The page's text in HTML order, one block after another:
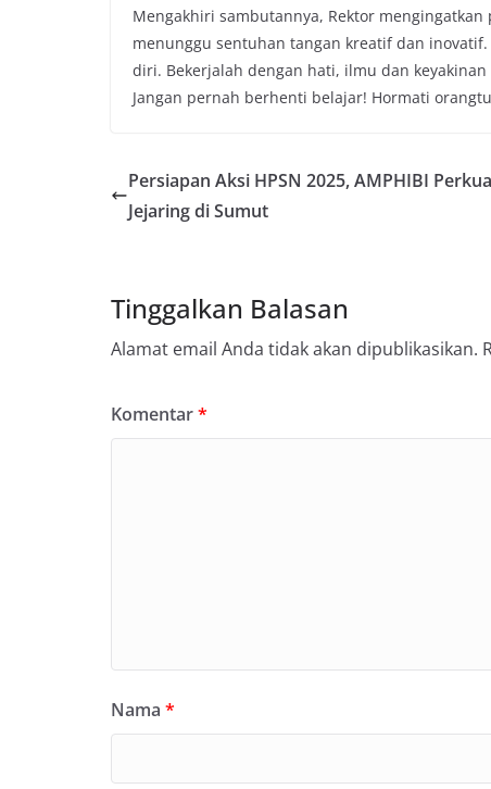
Mengakhiri sambutannya, Rektor
menunggu sentuhan tangan kreatif dan
diri. Bekerjalah dengan hati, ilmu dan
Jangan pernah berhenti belajar! Hormati
Persiapan Aksi HPSN 2025, AMPHIBI
Jejaring di Sumut
Tinggalkan Balasan
Alamat email Anda tidak akan dipublikasikan.
Komentar*
Nama *